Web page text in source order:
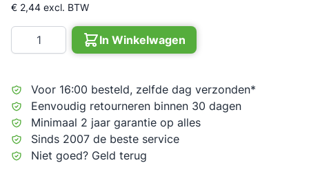
€ 2,44 excl. BTW
Aantal
In Winkelwagen
Voor 16:00 besteld, zelfde dag verzonden*
Eenvoudig retourneren binnen 30 dagen
Minimaal 2 jaar garantie op alles
Sinds 2007 de beste service
Niet goed? Geld terug